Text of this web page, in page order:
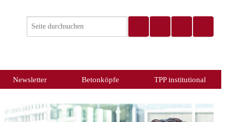
Newsletter Betonköpfe TPP institutional